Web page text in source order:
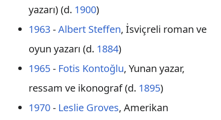
yazarı) (d. 1900)
1963-Albert Steffen, İsviçreli roman ve
oyun yazarı (d. 1884)
1965- Fotis Kontoğlu, Yunan yazar,
ressam ve ikonograf (d. 1895)
1970- Leslie Groves, Amerikan